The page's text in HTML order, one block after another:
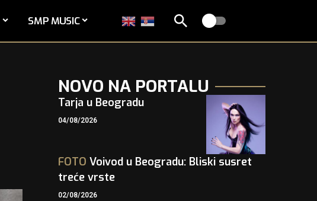
SMP MUSIC
NOVO NA PORTALU
Tarja u Beogradu
04/08/2026
FOTO Voivod u Beogradu: Bliski susret
treće vrste
02/08/2026